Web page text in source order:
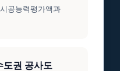
공능력평가액과
도권 공사도